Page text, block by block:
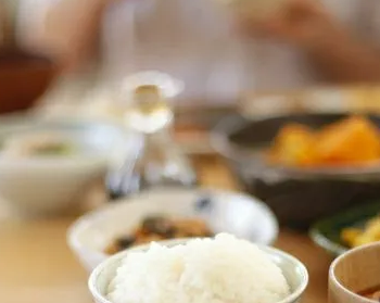
その他
Health & Food
加工食品
菓子
ＰＢＦ
冷食
業務用
食品添加物
R&D
デジタル・Dtx
その他
Chemical & Life
ファイン・スペシャリティ
プラスチック・容器・包